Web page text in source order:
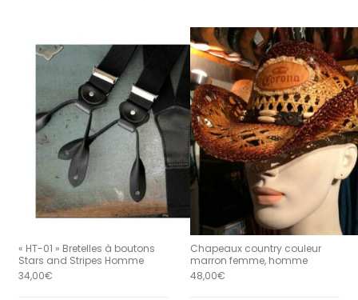
« HT-01 » Bretelles à boutons
Stars and Stripes Homme
34,00€
Chapeaux country couleur
marron femme, homme
48,00€